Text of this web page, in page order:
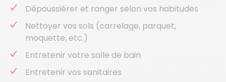
Dépoussiérer et ranger selon vos habitudes
Nettoyer vos sols (carrelage, parquet,
moquette, etc.)
Entretenir votre salle de bain
Entretenir vos sanitaires